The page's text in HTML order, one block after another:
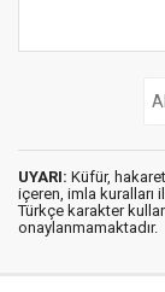
UYARI: Küfür,
içeren, imla kuralları
Türkçe karakter
onaylanmamaktadır.